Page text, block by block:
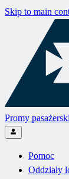
Skip to main
Promy
Pomoc
Oddziały